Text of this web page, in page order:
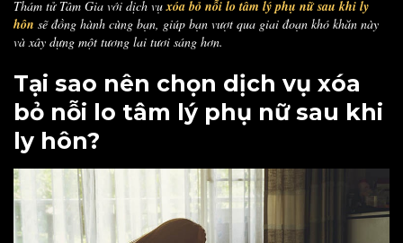
Thám tử Tâm Gia với dịch vụxóa bỏ nỗi lo tâm lý phụ nữ sau khi ly
hôn sẽ đồng hành cùng bạn, giúp bạn vượt qua giai đoạn khó khăn này
và xây dựng một tương lai tươi sáng hơn.
Tại sao nên chọn dịch vụ xóa
bỏ nỗi lo tâm lý phụ nữ sau khi
ly hôn?